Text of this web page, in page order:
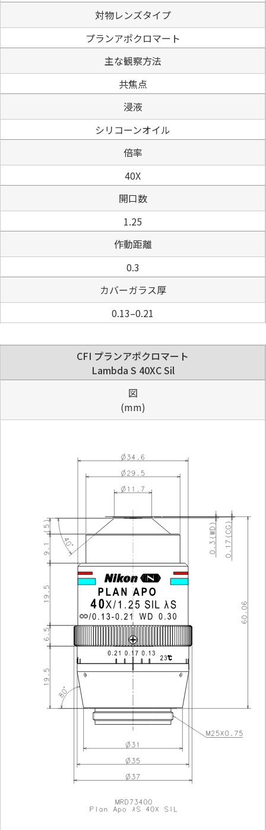
対物レンズタイプ
プランアポクロマート
主な観察方法
共焦点
浸液
シリコーンオイル
倍率
40X
開口数
1.25
作動距離
0.3
カバーガラス厚
0.13–0.21
CFI プランアポクロマート
Lambda S 40XC Sil
図
(mm)